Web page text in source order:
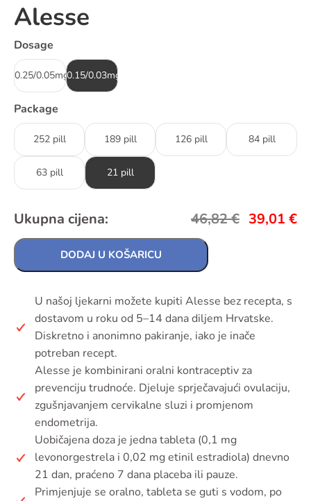
Alesse
Dosage
0.25/0.05mg0.15/0.03mg
Package
252 pill 189 pill 126 pill 84 pill
63 pill 21 pill
Ukupna cijena: 46,82€ 39,01 €
DODAJ U KOŠARICU
U našoj ljekarni možete kupiti Alesse bez recepta, s
dostavom u roku od 5–14 dana diljem Hrvatske.
Diskretno i anonimno pakiranje, iako je inače
potreban recept.
Alesse je kombinirani oralni kontraceptiv za
prevenciju trudnoće. Djeluje sprječavajući ovulaciju,
zgušnjavanjem cervikalne sluzi i promjenom
endometrija.
Uobičajena doza je jedna tableta (0,1 mg
levonorgestrela i 0,02 mg etinil estradiola) dnevno
21 dan, praćeno 7 dana placeba ili pauze.
Primjenjuje se oralno, tableta se guti s vodom, po